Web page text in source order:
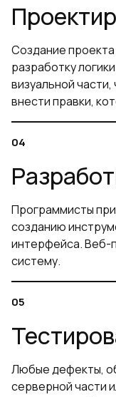
Создание
разработку
визуальной
внести правки,
Программисты
созданию
интерфейса. Веб-
систему.
Любые дефекты,
серверной части